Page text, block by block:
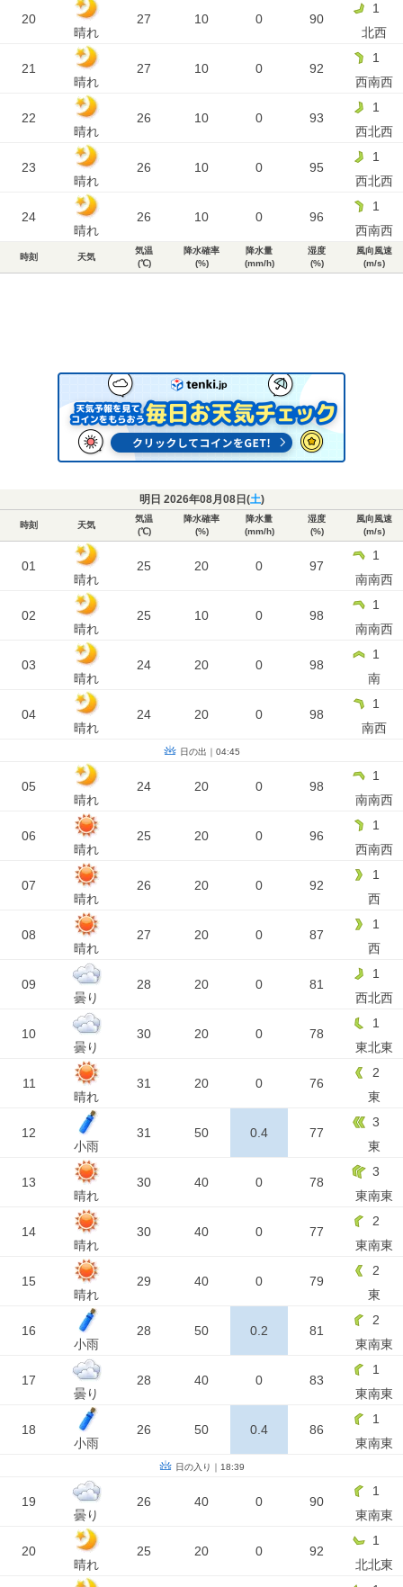
20
晴れ
27 10 0 90
1
北西
21
晴れ
27 10 0 92
1
西南西
22
晴れ
26 10 0 93
1
西北西
23
晴れ
26 10 0 95
1
西北西
24
晴れ
26 10 0 96
1
西南西
時刻 天気
気温
(℃)
降水確率
(%)
降水量
(mm/h)
湿度
(%)
風向風速
(m/s)
明日 2026年08月08日(土)
時刻 天気
気温
(℃)
降水確率
(%)
降水量
(mm/h)
湿度
(%)
風向風速
(m/s)
01
晴れ
25 20 0 97
1
南南西
02
晴れ
25 10 0 98
1
南南西
03
晴れ
24 20 0 98
1
南
04
晴れ
24 20 0 98
1
南西
日の出｜04:45
05
晴れ
24 20 0 98
1
南南西
06
晴れ
25 20 0 96
1
西南西
07
晴れ
26 20 0 92
1
西
08
晴れ
27 20 0 87
1
西
09
曇り
28 20 0 81
1
西北西
10
曇り
30 20 0 78
1
東北東
11
晴れ
31 20 0 76
2
東
12
小雨
31 50 0.4 77
3
東
13
晴れ
30 40 0 78
3
東南東
14
晴れ
30 40 0 77
2
東南東
15
晴れ
29 40 0 79
2
東
16
小雨
28 50 0.2 81
2
東南東
17
曇り
28 40 0 83
1
東南東
18
小雨
26 50 0.4 86
1
東南東
日の入り｜18:39
19
曇り
26 40 0 90
1
東南東
20
晴れ
25 20 0 92
1
北北東